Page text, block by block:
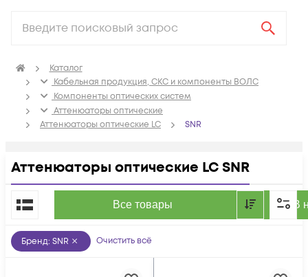
Каталог
Кабельная продукция, СКС и компоненты ВОЛС
Компоненты оптических систем
Аттенюаторы оптические
Аттенюаторы оптические LC
SNR
Аттенюаторы оптические LC SNR
Все товары В
По популярности
Бренд: SNR Очистить всё